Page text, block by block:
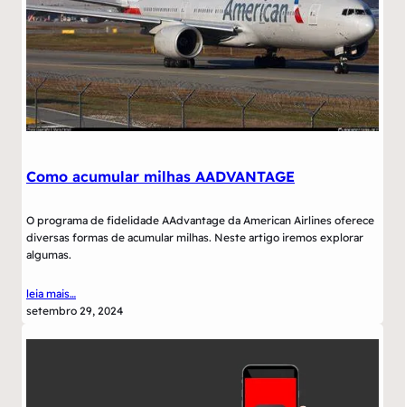
Como acumular milhas AADVANTAGE
O programa de fidelidade AAdvantage da American Airlines oferece
diversas formas de acumular milhas. Neste artigo iremos explorar
algumas.
leia mais…
setembro 29, 2024